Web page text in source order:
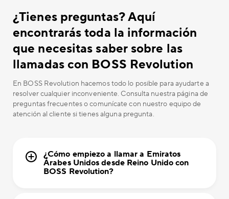
¿Tienes preguntas? Aquí
encontrarás toda la información
que necesitas saber sobre las
llamadas con BOSS Revolution
En BOSS Revolution hacemos todo lo posible para ayudarte a
resolver cualquier inconveniente. Consulta nuestra página de
preguntas frecuentes o comunícate con nuestro equipo de
atención al cliente si tienes alguna pregunta.
¿Cómo empiezo a llamar a Emiratos
Árabes Unidos desde Reino Unido con
BOSS Revolution?